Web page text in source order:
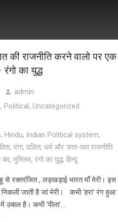
की राजनीति करने वालो पर एक
का युद्ध
admin
, Political, Uncategorized
, Hindu, Indian Political system,
, दंगा, दलित, धर्म और जात-पात राजनीति
बंद, मुस्लिम, रंगो का युद्ध, हिन्दू
से रक्तरंजित , लड़खड़ाई भारत माँ मेरी। इस
निकली जाती है जां मेरी। कभी ‘हरा’ रंग हुआ
उबाल है। कभी ‘पीला’…